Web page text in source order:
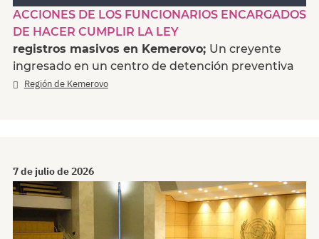
ACCIONES DE LOS FUNCIONARIOS ENCARGADOS
DE HACER CUMPLIR LA LEY
registros masivos en Kemerovo; Un creyente
ingresado en un centro de detención preventiva
Región de Kemerovo
7 de julio de 2026